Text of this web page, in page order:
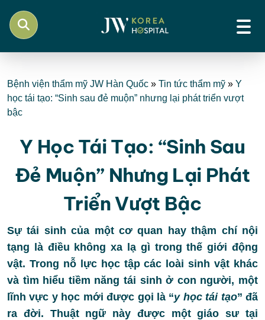
Bệnh viện thẩm mỹ JW Hàn Quốc » Tin tức thẩm mỹ » Y
học tái tạo: “Sinh sau đẻ muộn” nhưng lại phát triển vượt
bậc
Y Học Tái Tạo: “Sinh Sau
Đẻ Muộn” Nhưng Lại Phát
Triển Vượt Bậc
Sự tái sinh của một cơ quan hay thậm chí nội
tạng là điều không xa lạ gì trong thế giới động
vật. Trong nỗ lực học tập các loài sinh vật khác
và tìm hiểu tiềm năng tái sinh ở con người, một
lĩnh vực y học mới được gọi là “y học tái tạo” đã
ra đời. Thuật ngữ này được một giáo sư tại